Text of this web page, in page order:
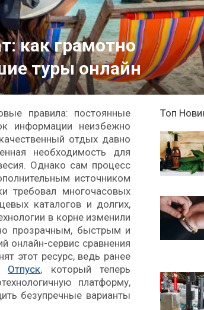
как грамотно
туры онлайн
правила: постоянные
информации неизбежно
отдых давно
необходимость для
Однако сам процесс
источником
требовал многочасовых
каталогов и долгих,
в корне изменили
прозрачным, быстрым и
онлайн-сервис сравнения
этот ресурс, ведь ранее
Отпуск, который теперь
платформу,
безупречные варианты
Топ